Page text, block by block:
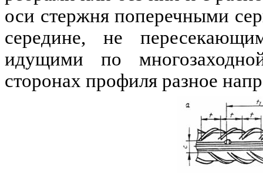
оси стержня поперечными
середине, не
идущими по
сторонах профиля разное